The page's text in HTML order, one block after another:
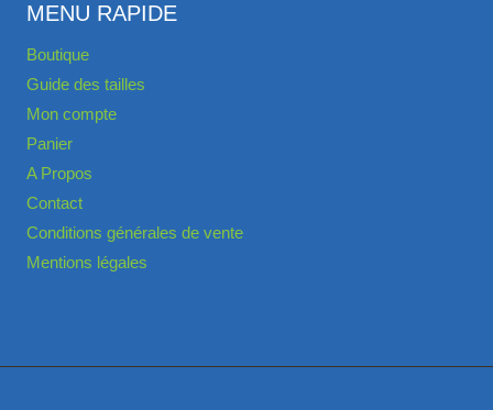
MENU RAPIDE
Boutique
Guide des tailles
Mon compte
Panier
A Propos
Contact
Conditions générales de vente
Mentions légales